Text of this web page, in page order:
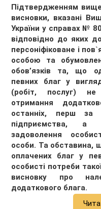
Підтвердженням
висновки, вказані
України у справах №
відповідно до яких
персоніфіковане і
особою та
обов’язків та, що
певних благ у
(робіт, послуг)
отримання
останніх, перш за
підприємства, а
задоволення
особи. Та обставина,
оплачених благ у
особисті потреби
висновку про
додаткового блага.